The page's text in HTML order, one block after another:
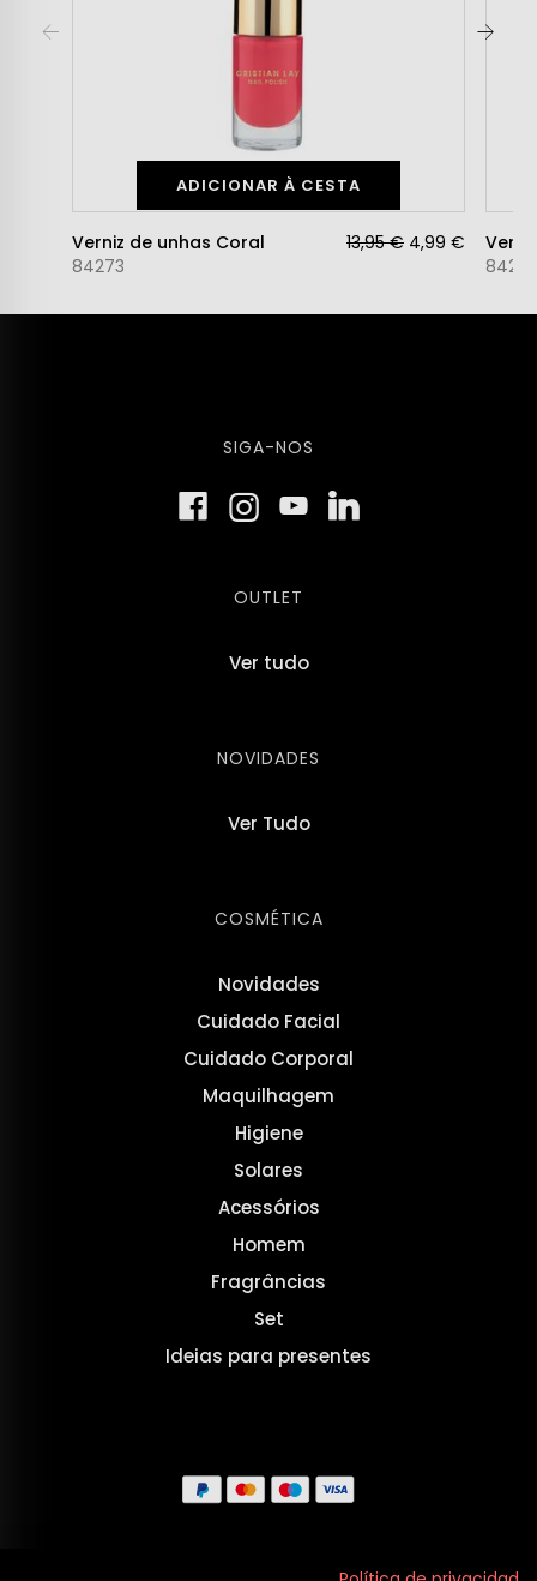
ADICIONAR À CESTA
Verniz de unhas Coral
84273
13,95 € 4,99 €
84271
SIGA-NOS
OUTLET
Ver tudo
NOVIDADES
Ver Tudo
COSMÉTICA
Novidades
Cuidado Facial
Cuidado Corporal
Maquilhagem
Higiene
Solares
Acessórios
Homem
Fragrâncias
Set
Ideias para presentes